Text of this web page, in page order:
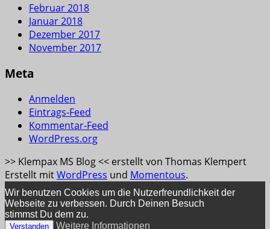
Februar 2018
Januar 2018
Dezember 2017
November 2017
Meta
Anmelden
Eintrags-Feed
Kommentar-Feed
WordPress.org
>> Klempax MS Blog << erstellt von Thomas Klempert
Erstellt mitWordPress und Momentous.
Wir benutzen Cookies um die Nutzerfreundlichkeit der
Webseite zu verbessen. Durch Deinen Besuch
stimmst Du dem zu.
Verstanden Weitere Informationen